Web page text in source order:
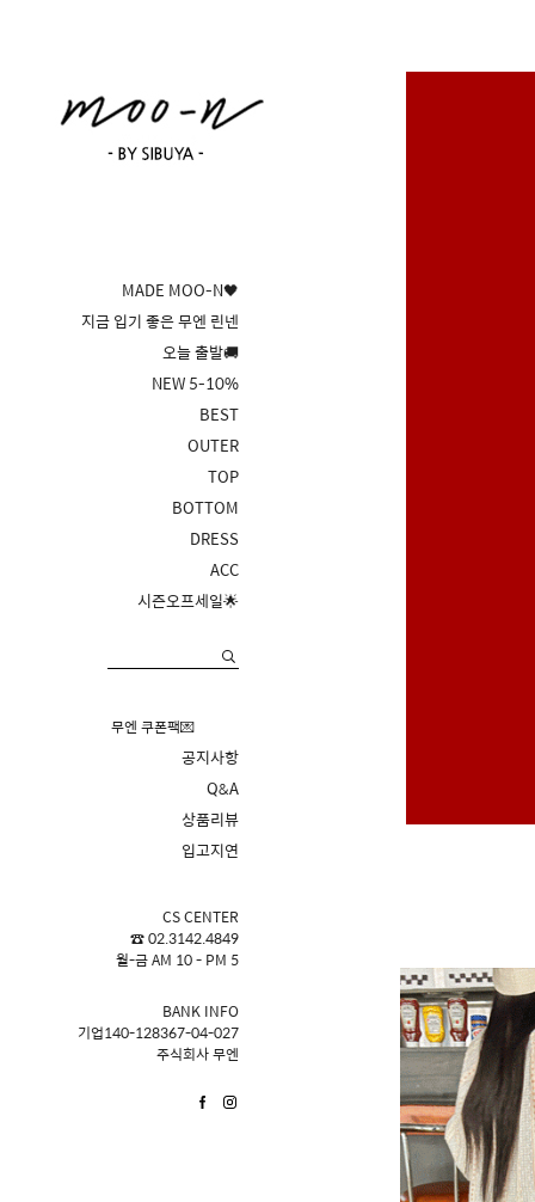
MADE MOO-N🖤
지금 입기 좋은 무엔 린넨
오늘 출발🚚
NEW 5-10%
BEST
OUTER
TOP
BOTTOM
DRESS
ACC
시즌오프세일🌟
무엔 쿠폰팩💌
공지사항
Q&A
상품리뷰
입고지연
CS CENTER
☎ 02.3142.4849
월-금 AM 10 - PM 5
BANK INFO
기업140-128367-04-027
주식회사 무엔